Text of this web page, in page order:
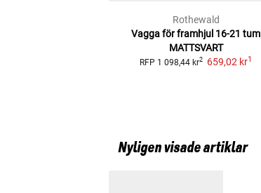
Rothewald
Vagga för framhjul 16-21 tum
MATTSVART
RFP 1 098,44 kr2 659,02 kr1
Nyligen visade artiklar